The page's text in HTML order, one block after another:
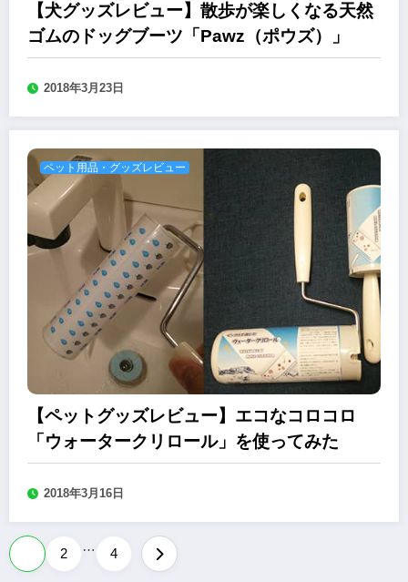
【犬グッズレビュー】散歩が楽しくなる天然
ゴムのドッグブーツ「Pawz（ポウズ）」
2018年3月23日
ペット用品・グッズレビュー
【ペットグッズレビュー】エコなコロコロ
「ウォータークリロール」を使ってみた
2018年3月16日
投
2 … 4